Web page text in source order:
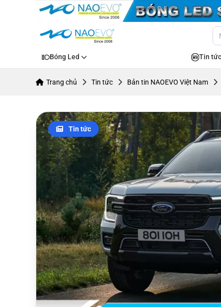
Bóng Led Tin tức
Trang chủ Tin tức Bản tin NAOEVO Việt Nam
Tin tức